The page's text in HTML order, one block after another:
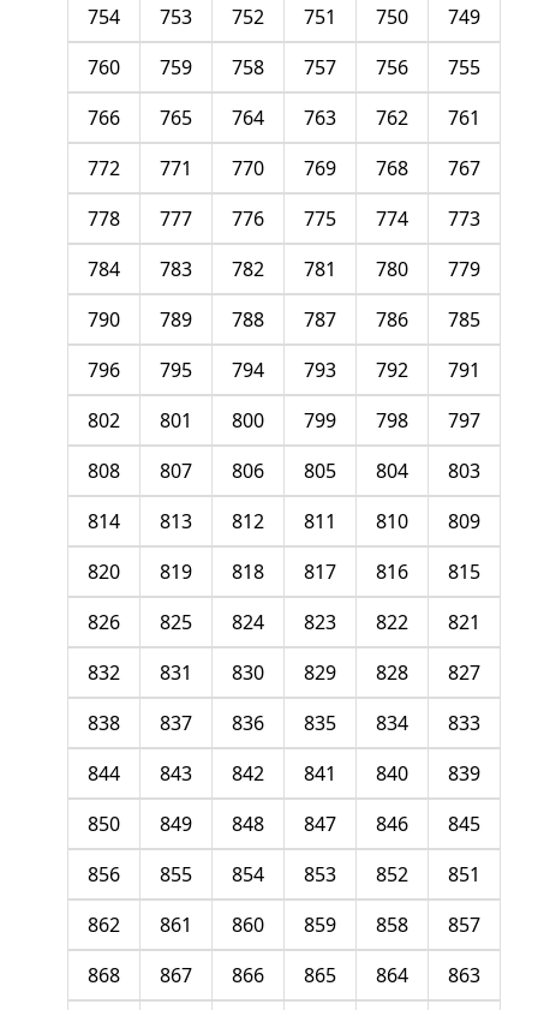
749
750
751
752
753
754
755
756
757
758
759
760
761
762
763
764
765
766
767
768
769
770
771
772
773
774
775
776
777
778
779
780
781
782
783
784
785
786
787
788
789
790
791
792
793
794
795
796
797
798
799
800
801
802
803
804
805
806
807
808
809
810
811
812
813
814
815
816
817
818
819
820
821
822
823
824
825
826
827
828
829
830
831
832
833
834
835
836
837
838
839
840
841
842
843
844
845
846
847
848
849
850
851
852
853
854
855
856
857
858
859
860
861
862
863
864
865
866
867
868